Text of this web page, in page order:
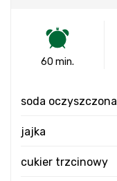
60 min.
soda oczyszczona
jajka
cukier trzcinowy